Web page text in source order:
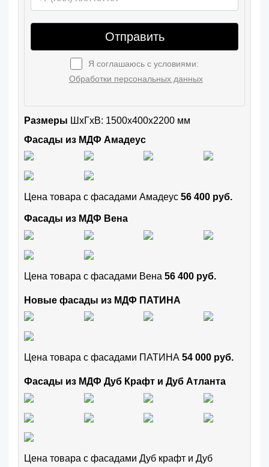
Отправить
Я соглашаюсь с условиями:
Обработки персональных данных
Размеры ШxГхВ: 1500x400x2200 мм
Фасады из МДФ Амадеус
Цена товара с фасадами Амадеус 56 400 руб.
Фасады из МДФ Вена
Цена товара с фасадами Вена 56 400 руб.
Новые фасады из МДФ ПАТИНА
Цена товара с фасадами ПАТИНА 54 000 руб.
Фасады из МДФ Дуб Крафт и Дуб Атланта
Цена товара с фасадами Дуб крафт и Дуб